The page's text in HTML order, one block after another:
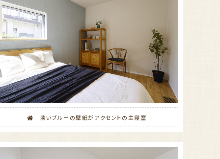
淡いブルーの壁紙がアクセントの主寝室